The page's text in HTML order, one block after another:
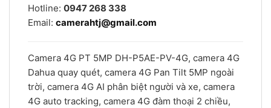
Hotline: 0947 268 338
Email: camerahtj@gmail.com
Camera 4G PT 5MP DH-P5AE-PV-4G, camera 4G
Dahua quay quét, camera 4G Pan Tilt 5MP ngoài
trời, camera 4G AI phân biệt người và xe, camera
4G auto tracking, camera 4G đàm thoại 2 chiều,